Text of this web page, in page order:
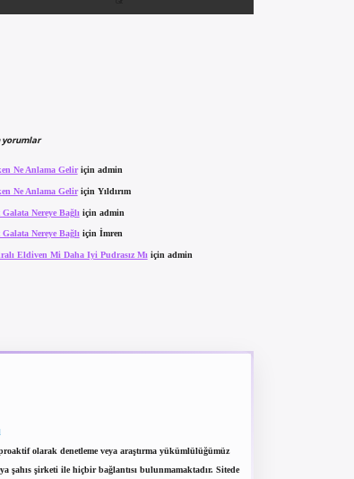
yorumlar
Ne Anlama Geliriçin admin
Ne Anlama Geliriçin Yıldırım
Nereye Bağlı için admin
Nereye Bağlı için İmren
Eldiven Mi Daha Iyi Pudrasız Mı için admin
olarak denetleme veya araştırma yükümlülüğümüz
şirketi ile hiçbir bağlantısı bulunmamaktadır. Sitede